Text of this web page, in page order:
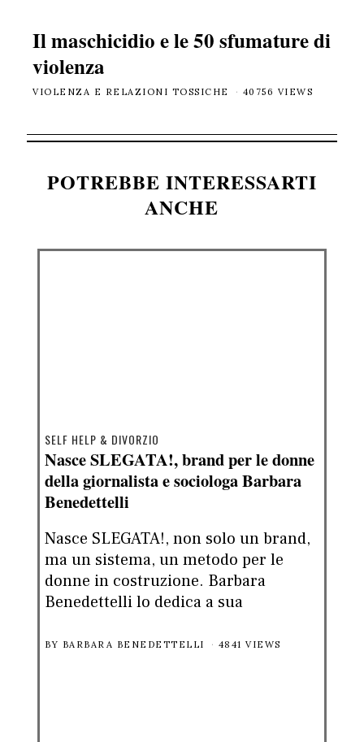
Il maschicidio e le 50 sfumature di
violenza
VIOLENZA E RELAZIONI TOSSICHE 40756 VIEWS
POTREBBE INTERESSARTI
ANCHE
SELF HELP & DIVORZIO
Nasce SLEGATA!, brand per le donne
della giornalista e sociologa Barbara
Benedettelli
Nasce SLEGATA!, non solo un brand,
ma un sistema, un metodo per le
donne in costruzione. Barbara
Benedettelli lo dedica a sua
BY BARBARA BENEDETTELLI 4841 VIEWS